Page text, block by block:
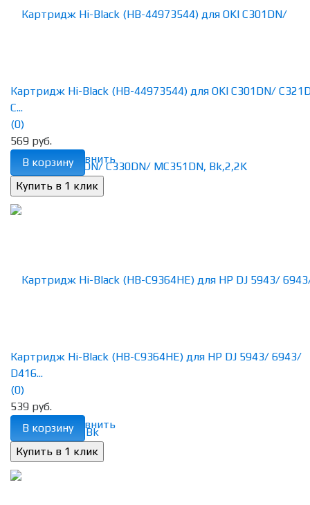
избранное сравнить
Картридж Hi-Black (HB-44973544) для OKI C301DN/
C...
(0)
569 руб.
В корзину
избранное сравнить
Картридж Hi-Black (HB-C9364HE) для HP DJ 5943/ 6943/
D416...
(0)
539 руб.
В корзину